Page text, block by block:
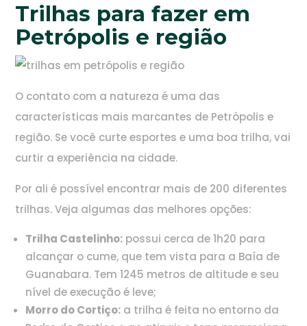
Trilhas para fazer em
Petrópolis e região
O contato com a natureza é uma das
características mais marcantes de Petrópolis e
região. Se você curte esportes e uma boa trilha, vai
curtir a experiência na cidade.
Por ali é possível encontrar mais de 200 diferentes
trilhas. Veja algumas das melhores opções:
Trilha Castelinho: possui cerca de 1h20 para
alcançar o cume, que tem vista para a Baía de
Guanabara. Tem 1245 metros de altitude e seu
nível de execução é leve;
Morro do Cortiço: a trilha é feita no entorno da